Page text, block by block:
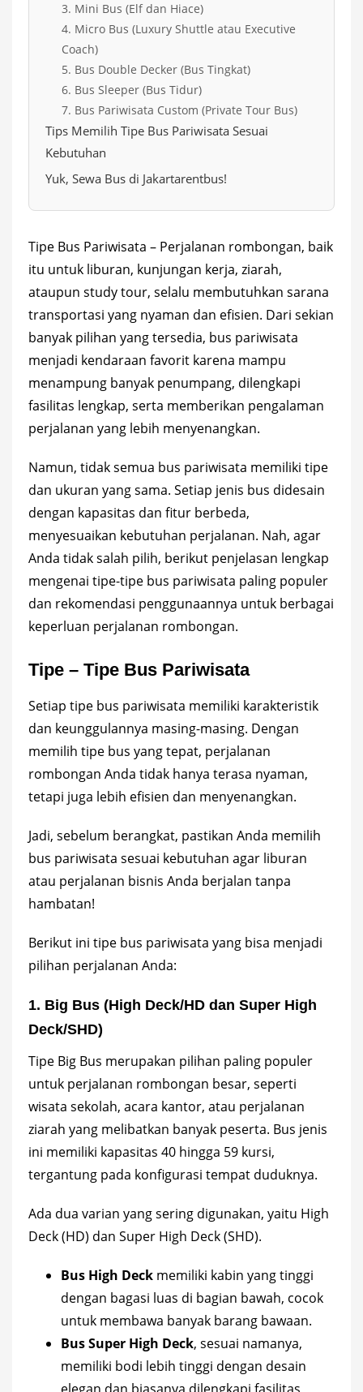
3. Mini Bus (Elf dan Hiace)
4. Micro Bus (Luxury Shuttle atau Executive
Coach)
5. Bus Double Decker (Bus Tingkat)
6. Bus Sleeper (Bus Tidur)
7. Bus Pariwisata Custom (Private Tour Bus)
Tips Memilih Tipe Bus Pariwisata Sesuai
Kebutuhan
Yuk, Sewa Bus di Jakartarentbus!
Tipe Bus Pariwisata – Perjalanan rombongan, baik
itu untuk liburan, kunjungan kerja, ziarah,
ataupun study tour, selalu membutuhkan sarana
transportasi yang nyaman dan efisien. Dari sekian
banyak pilihan yang tersedia, bus pariwisata
menjadi kendaraan favorit karena mampu
menampung banyak penumpang, dilengkapi
fasilitas lengkap, serta memberikan pengalaman
perjalanan yang lebih menyenangkan.
Namun, tidak semua bus pariwisata memiliki tipe
dan ukuran yang sama. Setiap jenis bus didesain
dengan kapasitas dan fitur berbeda,
menyesuaikan kebutuhan perjalanan. Nah, agar
Anda tidak salah pilih, berikut penjelasan lengkap
mengenai tipe-tipe bus pariwisata paling populer
dan rekomendasi penggunaannya untuk berbagai
keperluan perjalanan rombongan.
Tipe – Tipe Bus Pariwisata
Setiap tipe bus pariwisata memiliki karakteristik
dan keunggulannya masing-masing. Dengan
memilih tipe bus yang tepat, perjalanan
rombongan Anda tidak hanya terasa nyaman,
tetapi juga lebih efisien dan menyenangkan.
Jadi, sebelum berangkat, pastikan Anda memilih
bus pariwisata sesuai kebutuhan agar liburan
atau perjalanan bisnis Anda berjalan tanpa
hambatan!
Berikut ini tipe bus pariwisata yang bisa menjadi
pilihan perjalanan Anda:
1. Big Bus (High Deck/HD dan Super High
Deck/SHD)
Tipe Big Bus merupakan pilihan paling populer
untuk perjalanan rombongan besar, seperti
wisata sekolah, acara kantor, atau perjalanan
ziarah yang melibatkan banyak peserta. Bus jenis
ini memiliki kapasitas 40 hingga 59 kursi,
tergantung pada konfigurasi tempat duduknya.
Ada dua varian yang sering digunakan, yaitu High
Deck (HD) dan Super High Deck (SHD).
Bus High Deck memiliki kabin yang tinggi
dengan bagasi luas di bagian bawah, cocok
untuk membawa banyak barang bawaan.
Bus Super High Deck, sesuai namanya,
memiliki bodi lebih tinggi dengan desain